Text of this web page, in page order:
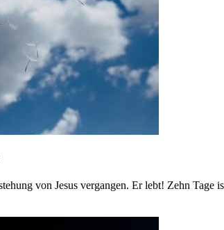
von Jesus vergangen. Er lebt! Zehn